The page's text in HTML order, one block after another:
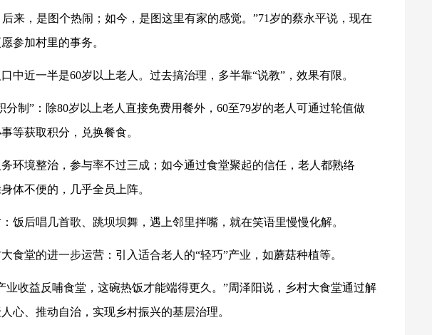
后来，是图个热闹；如今，是图这里有家的感觉。”71岁的蔡永平说，现在
参加村里的事务。
中近一半是60岁以上老人。过去搞治理，多半靠“说教”，效果有限。
分制”：除80岁以上老人直接免费用餐外，60至79岁的老人可通过轮值做
等获取积分，兑换餐食。
环境整治，参与率不过三成；如今通过食堂聚起的信任，老人都熟络
体不便的，几乎全员上阵。
饭后唱几首歌、跳坝坝舞，遇上邻里拌嘴，就在笑语里慢慢化解。
食堂的进一步运营：引入适合老人的“轻巧”产业，如蘑菇种植等。
业收益反哺食堂，这碗热饭才能端得更久。”周泽阳说，乡村大食堂通过解
心、推动自治，实现乡村振兴的基层治理。